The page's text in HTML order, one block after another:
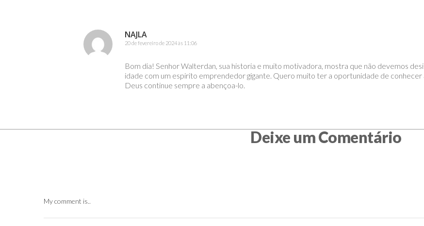
NAJLA
20 de fevereiro de 2024 às 11:06
Bom dia! Senhor Walterdan, sua historia e muito motivadora, mostra que não devemos
idade com um espirito emprendedor gigante. Quero muito ter a oportunidade de
Deus continue sempre a abençoa-lo.
Deixe um Comentário
My comment is..